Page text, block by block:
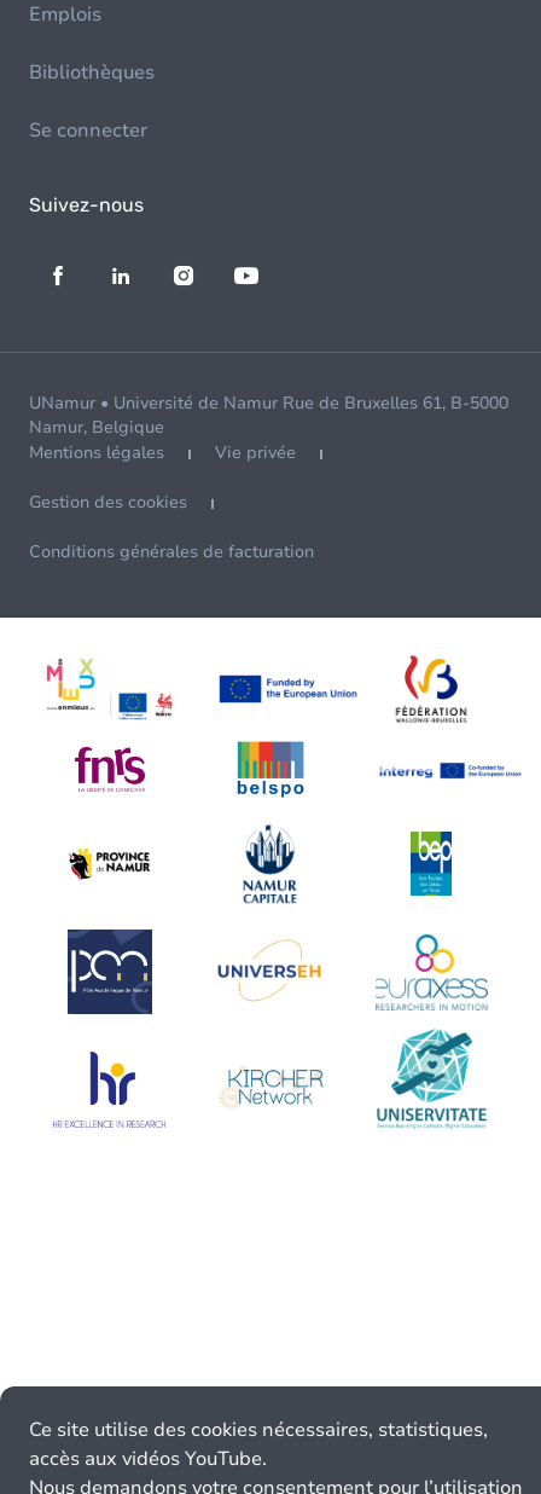
Emplois
Bibliothèques
Se connecter
Suivez-nous
UNamur • Université de Namur Rue de Bruxelles 61, B-5000
Namur, Belgique
Mentions légales
Vie privée
Gestion des cookies
Conditions générales de facturation
Ce site utilise des cookies nécessaires, statistiques,
accès aux vidéos YouTube.
Nous demandons votre consentement pour l’utilisation